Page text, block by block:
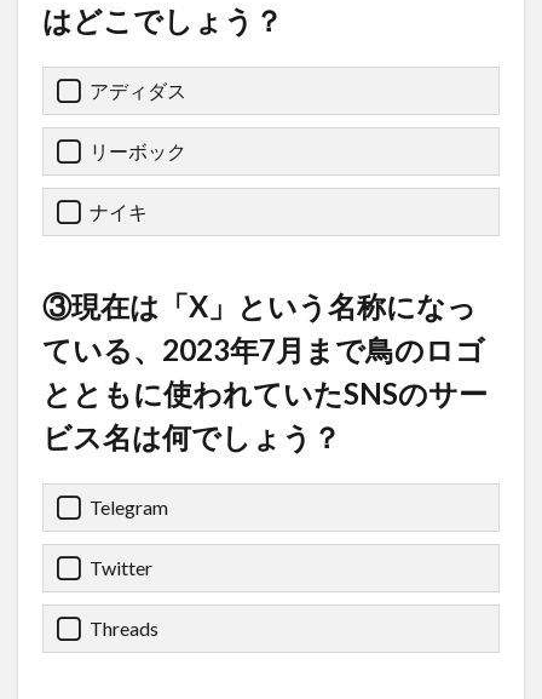
はどこでしょう？
アディダス
リーボック
ナイキ
③現在は「X」という名称になっ
ている、2023年7月まで鳥のロゴ
とともに使われていたSNSのサー
ビス名は何でしょう？
Telegram
Twitter
Threads